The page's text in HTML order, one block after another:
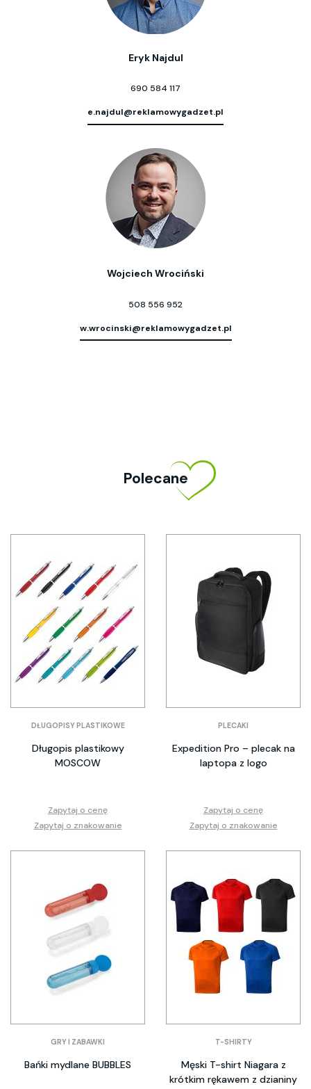
Eryk Najdul
690 584 117
e.najdul@reklamowygadzet.pl
Wojciech Wrociński
508 556 952
w.wrocinski@reklamowygadzet.pl
Polecane
DŁUGOPISY PLASTIKOWE
Długopis plastikowy
MOSCOW
Zapytaj o cenę
Zapytaj o znakowanie
PLECAKI
Expedition Pro – plecak na
laptopa z logo
Zapytaj o cenę
Zapytaj o znakowanie
GRY I ZABAWKI
Bańki mydlane BUBBLES
T-SHIRTY
Męski T-shirt Niagara z
krótkim rękawem z dzianiny